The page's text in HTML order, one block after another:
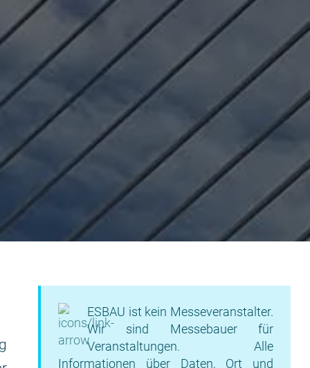
ESBAU ist kein Messeveranstalter.
Wir sind Messebauer für
Veranstaltungen. Alle
Informationen über Daten, Ort und